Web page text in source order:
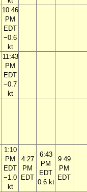
10:46
PM
EDT
−0.6
kt
11:43
PM
EDT
−0.7
kt
1:10
PM
EDT
−1.0
kt
4:27
PM
EDT
6:43
PM
EDT
0.6 kt
9:49
PM
EDT